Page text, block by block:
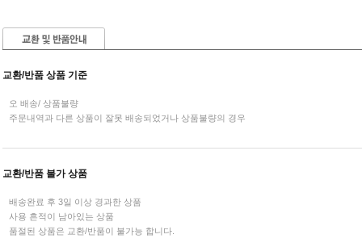
교환/반품 상품 기준
오 배송/ 상품불량
주문내역과 다른 상품이 잘못 배송되었거나 상품불량의 경우
교환/반품 불가 상품
배송완료 후 3일 이상 경과한 상품
사용 흔적이 남아있는 상품
품절된 상품은 교환/반품이 불가능 합니다.